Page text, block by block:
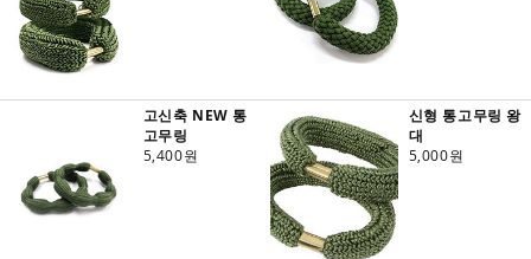
고신축 NEW 통
고무링
5,400원
신형 통고무링 왕
대
5,000원